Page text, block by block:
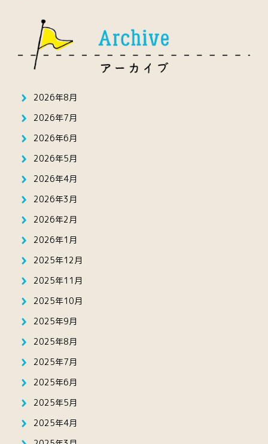
2026年8月
2026年7月
2026年6月
2026年5月
2026年4月
2026年3月
2026年2月
2026年1月
2025年12月
2025年11月
2025年10月
2025年9月
2025年8月
2025年7月
2025年6月
2025年5月
2025年4月